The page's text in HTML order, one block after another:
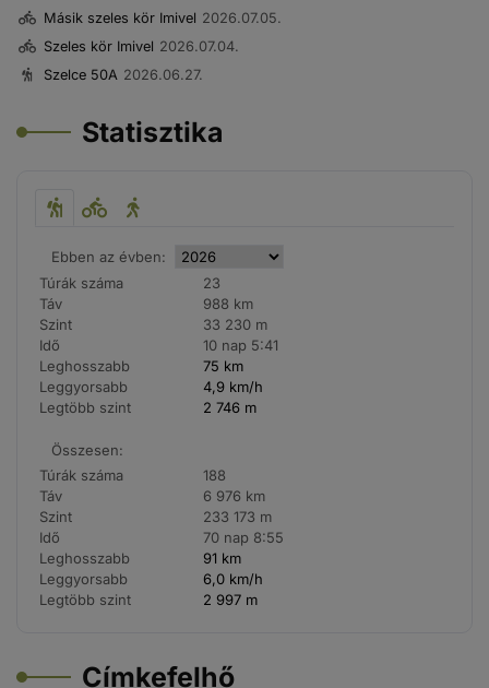
Másik szeles kör Imivel 2026.07.05.
Szeles kör Imivel 2026.07.04.
Szelce 50A 2026.06.27.
Statisztika
Ebben az évben:
Túrák száma
23
Táv
988 km
Szint
33 230 m
Idő
10 nap 5:41
Leghosszabb
75 km
Leggyorsabb
4,9 km/h
Legtöbb szint
2 746 m
Összesen:
Túrák száma
188
Táv
6 976 km
Szint
233 173 m
Idő
70 nap 8:55
Leghosszabb
91 km
Leggyorsabb
6,0 km/h
Legtöbb szint
2 997 m
Címkefelhő